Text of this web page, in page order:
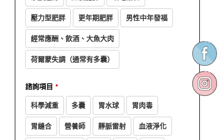
壓力型肥胖 更年期肥胖 男性中年發福
經常應酬、飲酒、大魚大肉
荷爾蒙失調（通常有多囊）
Email
Address *
諮詢項目 *
科學減重 多囊 胃水球 胃肉毒
胃縫合 營養師 靜脈雷射 血液淨化